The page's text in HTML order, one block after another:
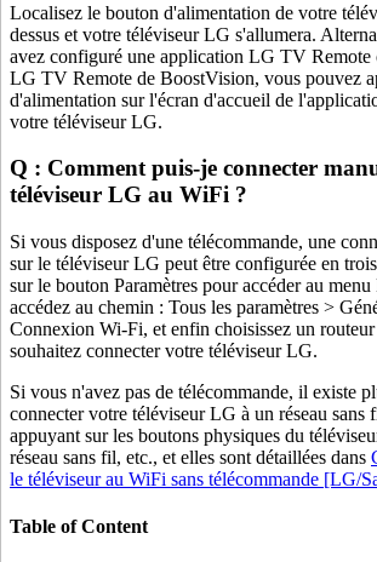
Localisez le bouton d'alimentation de votre
dessus et votre téléviseur LG s'allumera.
avez configuré une application LG TV Remote
LG TV Remote de BoostVision, vous pouvez
d'alimentation sur l'écran d'accueil de
votre téléviseur LG.
Q : Comment puis-je connecter
téléviseur LG au WiFi ?
Si vous disposez d'une télécommande, une
sur le téléviseur LG peut être configurée en
sur le bouton Paramètres pour accéder au menu
accédez au chemin : Tous les paramètres >
Connexion Wi-Fi, et enfin choisissez un
souhaitez connecter votre téléviseur LG.
Si vous n'avez pas de télécommande, il existe
connecter votre téléviseur LG à un réseau sans
appuyant sur les boutons physiques du
réseau sans fil, etc., et elles sont détaillées dans
le téléviseur au WiFi sans télécommande [LG/
Table of Content